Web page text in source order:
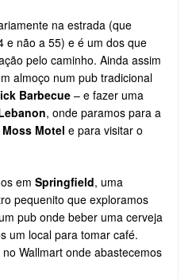
na estrada (que
e não a 55) e é um dos que
pelo caminho. Ainda assim
almoço num pub tradicional
Barbecue– e fazer uma
, onde paramos para a
Motel e para visitar o
em Springfield, uma
pequenito que exploramos
pub onde beber uma cerveja
um local para tomar café.
Wallmart onde abastecemos